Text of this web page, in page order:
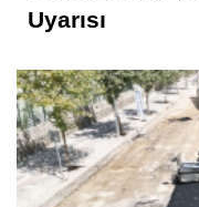
Uyarısı